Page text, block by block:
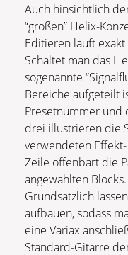
Auch hinsichtlich
“großen” Helix-
Editieren läuft exakt
Schaltet man das
sogenannte
Bereiche aufgeteilt
Presetnummer und
drei illustrieren die
verwendeten
Zeile offenbart die
angewählten Blocks.
Grundsätzlich
aufbauen, sodass
eine Variax
Standard-Gitarre